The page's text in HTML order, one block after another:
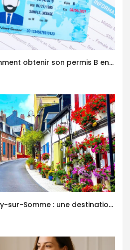
Permis accéléré : comment obtenir son permis B en moins d’un mois ?
Découvrir Saint-Valery-sur-Somme : une destination idéale pour des vacances entre nature et patrimoine